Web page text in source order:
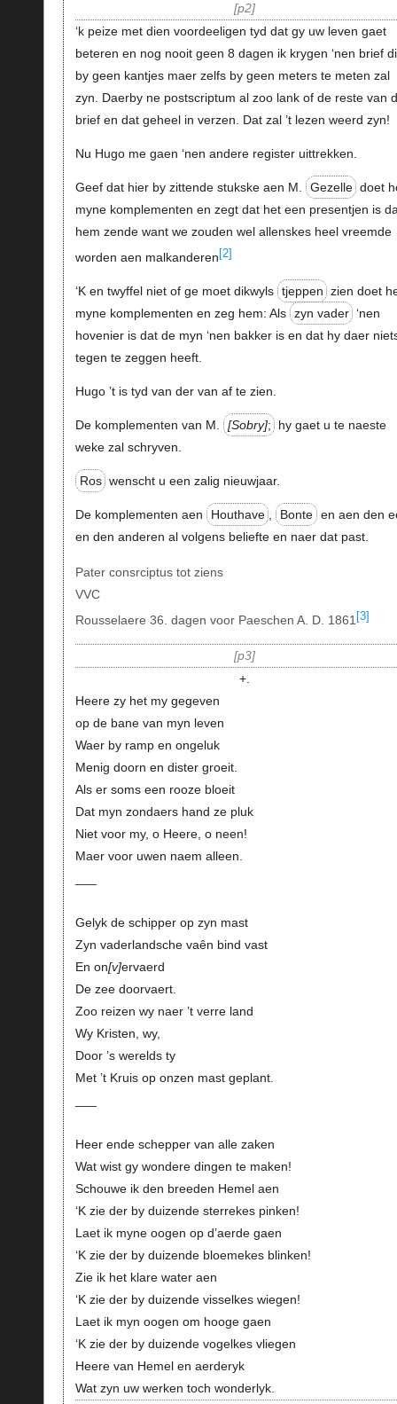
p2
‘k peize met dien voordeeligen tyd dat gy uw leven gaet
beteren en nog nooit geen 8 dagen ik krygen ‘nen brief
by geen kantjes maer zelfs by geen meters te meten zal
zyn. Daerby ne postscriptum al zoo lank of de reste van
brief en dat geheel in verzen. Dat zal ’t lezen weerd zyn!
Nu Hugo me gaen ‘nen andere register uittrekken.
Geef dat hier by zittende stukske aen M. Gezelle doet
myne komplementen en zegt dat het een presentjen is
hem zende want we zouden wel allenskes heel vreemde
worden aen malkanderen [2]
‘K en twyffel niet of ge moet dikwyls tjeppen zien doet
myne komplementen en zeg hem: Als zyn vader ‘nen
hovenier is dat de myn ‘nen bakker is en dat hy daer
tegen te zeggen heeft.
Hugo ’t is tyd van der van af te zien.
De komplementen van M. Sobry ;
hy gaet u te naeste
weke zal schryven.
Ros wenscht u een zalig nieuwjaar.
De komplementen aen Houthave , Bonte en aen den
en den anderen al volgens beliefte en naer dat past.
Pater consrciptus tot ziens
VVC
Rousselaere 36. dagen voor Paeschen A. D. 1861 [3]
p3
+.
Heere zy het my gegeven
op de bane van myn leven
Waer by ramp en ongeluk
Menig doorn en dister groeit.
Als er soms een rooze bloeit
Dat myn zondaers hand ze pluk
Niet voor my, o Heere, o neen!
Maer voor uwen naem alleen.
Gelyk de schipper op zyn mast
Zyn vaderlandsche vaên bind vast
En on v ervaerd
De zee doorvaert.
Zoo reizen wy naer ’t verre land
Wy Kristen, wy,
Door ’s werelds ty
Met ’t Kruis op onzen mast geplant.
Heer ende schepper van alle zaken
Wat wist gy wondere dingen te maken!
Schouwe ik den breeden Hemel aen
‘K zie der by duizende sterrekes pinken!
Laet ik myne oogen op d’aerde gaen
‘K zie der by duizende bloemekes blinken!
Zie ik het klare water aen
‘K zie der by duizende visselkes wiegen!
Laet ik myn oogen om hooge gaen
‘K zie der by duizende vogelkes vliegen
Heere van Hemel en aerderyk
Wat zyn uw werken toch wonderlyk.